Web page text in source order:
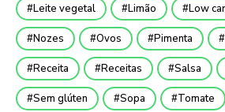
Leite vegetal Limão Low
Nozes Ovos Pimenta
Receita Receitas Salsa
Sem glúten Sopa Tomate